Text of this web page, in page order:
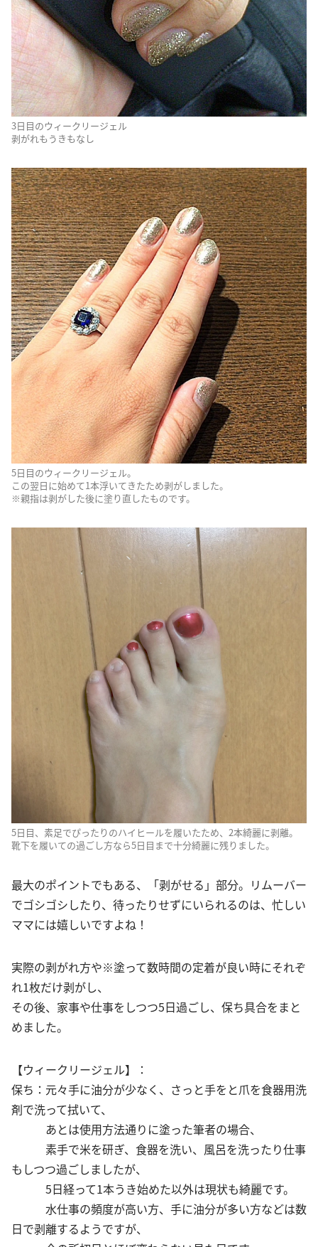
3日目のウィークリージェル
剥がれもうきもなし
5日目のウィークリージェル。
この翌日に始めて1本浮いてきたため剥がしました。
※親指は剥がした後に塗り直したものです。
5日目、素足でぴったりのハイヒールを履いたため、2本綺麗に剥離。
靴下を履いての過ごし方なら5日目まで十分綺麗に残りました。
最大のポイントでもある、「剥がせる」部分。リムーバー
でゴシゴシしたり、待ったりせずにいられるのは、忙しい
ママには嬉しいですよね！
実際の剥がれ方や※塗って数時間の定着が良い時にそれぞ
れ1枚だけ剥がし、
その後、家事や仕事をしつつ5日過ごし、保ち具合をまと
めました。
【ウィークリージェル】：
保ち：元々手に油分が少なく、さっと手をと爪を食器用洗
剤で洗って拭いて、
あとは使用方法通りに塗った筆者の場合、
素手で米を研ぎ、食器を洗い、風呂を洗ったり仕事
もしつつ過ごしましたが、
5日経って1本うき始めた以外は現状も綺麗です。
水仕事の頻度が高い方、手に油分が多い方などは数
日で剥離するようですが、